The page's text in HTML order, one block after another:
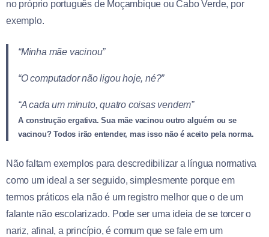
no próprio português de Moçambique ou Cabo Verde, por
exemplo.
“Minha mãe vacinou”
“O computador não ligou hoje, né?”
“A cada um minuto, quatro coisas vendem”
A construção ergativa. Sua mãe vacinou outro alguém ou se
vacinou? Todos irão entender, mas isso não é aceito pela norma.
Não faltam exemplos para descredibilizar a língua normativa
como um ideal a ser seguido, simplesmente porque em
termos práticos ela não é um registro melhor que o de um
falante não escolarizado. Pode ser uma ideia de se torcer o
nariz, afinal, a princípio, é comum que se fale em um